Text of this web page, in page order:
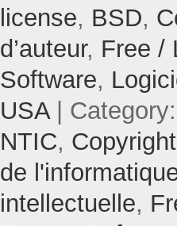
license, BSD,
d’auteur, Free /
Software,
USA|
NTIC, Copyright
de
intellectuelle,